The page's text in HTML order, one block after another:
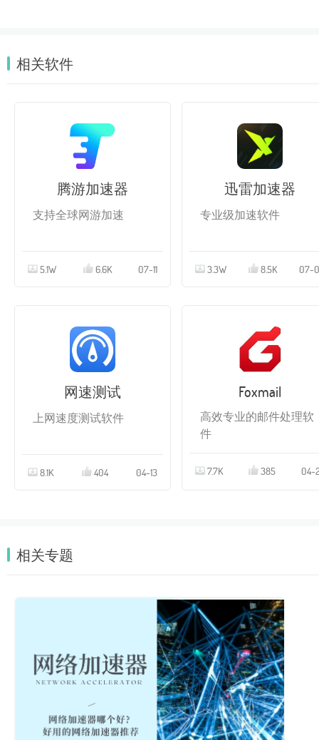
相关软件
腾游加速器
支持全球网游加速
5.1W 6.6K 07-11
迅雷加速器
专业级加速软件
3.3W 8.5K 07-
网速测试
上网速度测试软件
8.1K 404 04-13
Foxmail
高效专业的邮件处理软
件
7.7K 385 04-
相关专题